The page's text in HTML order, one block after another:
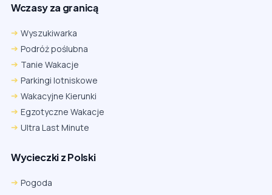
Wczasy za granicą
Wyszukiwarka
Podróż poślubna
Tanie Wakacje
Parkingi lotniskowe
Wakacyjne Kierunki
Egzotyczne Wakacje
Ultra Last Minute
Wycieczki z Polski
Pogoda
Firefox